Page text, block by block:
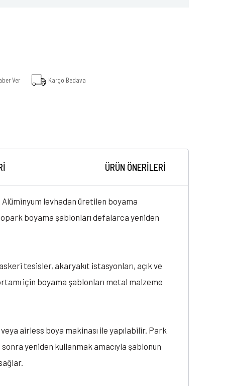
Ver Kargo Bedava
ÜRÜN ÖNERILERI
levhadan üretilen boyama
boyama şablonları defalarca yeniden
tesisler, akaryakıt istasyonları, açık ve
için boyama şablonları metal malzeme
airless boya makinası ile yapılabilir. Park
yeniden kullanmak amacıyla şablonun